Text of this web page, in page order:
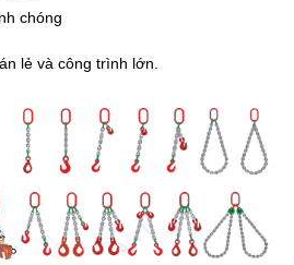
chóng
lẻ và công trình lớn.